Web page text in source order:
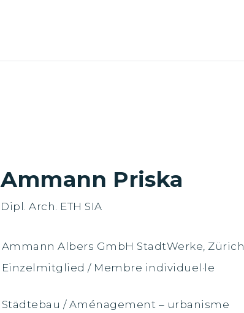
Ammann Priska
Dipl. Arch. ETH SIA
Ammann Albers GmbH StadtWerke, Zürich
Einzelmitglied / Membre individuel·le
Städtebau / Aménagement – urbanisme